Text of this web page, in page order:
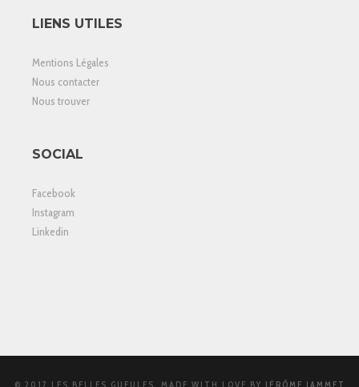
LIENS UTILES
Mentions Légales
Nous contacter
Nous trouver
SOCIAL
Facebook
Instagram
Linkedin
© 2017 LES BELLES GUEULES, MADE WITH LOVE BY JÉRÔME JAMMET